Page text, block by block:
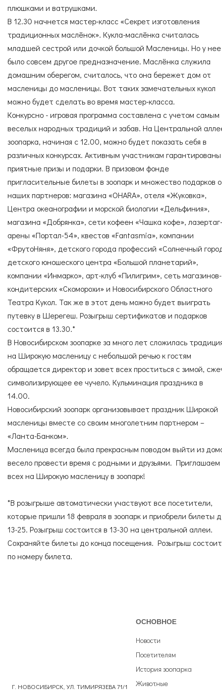
плюшками и ватрушками.
В 12.30 начнется мастер-класс «Секрет изготовления
традиционных маслёнок». Кукла-маслёнка считалась
младшей сестрой или дочкой большой Масленицы. Но у нее
было совсем другое предназначение. Маслёнка служила
домашним оберегом, считалось, что она бережет дом от
масленицы до масленицы. Вот таких замечательных кукол
можно будет сделать во время мастер-класса.
Конкурсно - игровая программа составлена с учетом самым
веселых народных традиций и забав. На Центральной
зоопарка, начиная с 12.00, можно будет показать себя в
различных конкурсах. Активным участникам гарантированы
приятные призы и подарки. В призовом фонде
пригласительные билеты в зоопарк и множество подарков
наших партнеров: магазина «OHARA», отеля «Жуковка»,
Центра океанографии и морской биологии «Дельфиния»,
магазина «Добрянка», сети кофеен «Чашка кофе», лазертаг-
арены «Портал-54», квестов «Fantasmia», компании
«ФрутоНяня», детского города профессий «Солнечный
детского юношеского центра «Большой планетарий»,
компании «Инмарко», арт-клуб «Пилигрим», сеть магазинов-
кондитерских «Скоморохи» и Новосибирского Областного
Театра Кукол. Так же в этот день можно будет выиграть
путевку в Шерегеш. Розыгрыш сертификатов и подарков
состоится в 13.30.*
В Новосибирском зоопарке за много лет сложилась
на Широкую масленицу с небольшой речью к гостям
обращается директор и зовет всех проститься с зимой,
символизирующее ее чучело. Кульминация праздника в
14.00.
Новосибирский зоопарк организовывает праздник Широкой
масленицы вместе со своим многолетним партнером –
«Ланта-Банком».
Масленица всегда была прекрасным поводом выйти из
весело провести время с родными и друзьями. Приглашаем
всех на Широкую масленицу в зоопарк!
*В розыгрыше автоматически участвуют все посетители,
которые пришли 18 февраля в зоопарк и приобрели билеты
13-25. Розыгрыш состоится в 13-30 на центральной аллеи.
Сохраняйте билеты до конца посещения. Розыгрыш
по номеру билета.
Г. НОВОСИБИРСК, УЛ. ТИМИРЯЗЕВА 71/1
ОСНОВНОЕ
Новости
Посетителям
История зоопарка
Животные